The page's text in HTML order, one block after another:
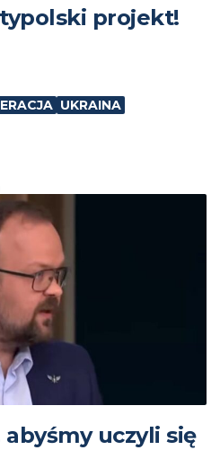
projekt!
UKRAINA
abyśmy uczyli się